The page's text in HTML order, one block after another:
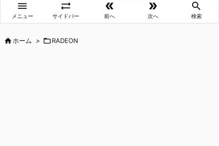

メニュー

サイドバー

前へ

次へ

検索
ホーム > RADEON